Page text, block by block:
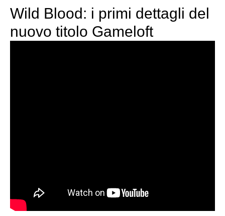
Wild Blood: i primi dettagli del
nuovo titolo Gameloft